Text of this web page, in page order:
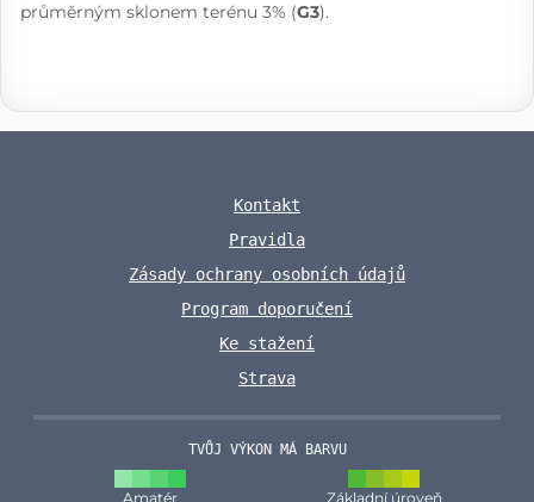
průměrným sklonem terénu 3% (G3).
Kontakt
Pravidla
Zásady ochrany osobních údajů
Program doporučení
Ke stažení
Strava
TVŮJ VÝKON MÁ BARVU
Amatér Základní úroveň